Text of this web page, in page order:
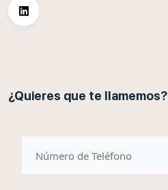
¿Quieres que te llamemos?